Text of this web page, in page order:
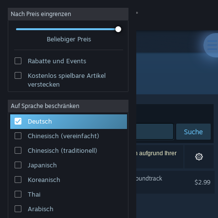
Anmelden
Info
Support
Sprache ändern
Steam-Mobile-App herunterladen
Desktopversion anzeigen
Nach Preis eingrenzen
Beliebiger Preis
Rabatte und Events
Kostenlos spielbare Artikel
verstecken
Auf Sprache beschränken
Deutsch
Chinesisch (vereinfacht)
Chinesisch (traditionell)
Japanisch
Koreanisch
Thai
Arabisch
Entwickler: Kunpo Games
Sortieren nach Relevanz
Suche
1 Ergebnis entspricht Ihrer Suche. 3 Titel wurden aufgrund Ihrer
Einstellungen ausgeschlossen.
The Forgotten Concluder Soundtrack
$2.99